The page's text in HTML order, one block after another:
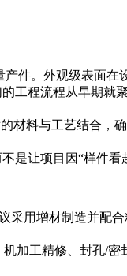
件。外观级表面在
工程流程从早期就
材料与工艺结合，
让项目因“样件看
采用增材制造并配
加工精修、封孔/密